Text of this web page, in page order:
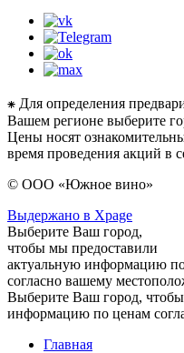
⁕ Для определения
Вашем регионе выберите
Цены носят
время проведения акций в
© ООО «Южное вино»
Выдержано в Xpage
Выберите Ваш город,
чтобы мы предоставили
актуальную информацию
согласно вашему
Выберите Ваш город,
информацию по ценам
Главная